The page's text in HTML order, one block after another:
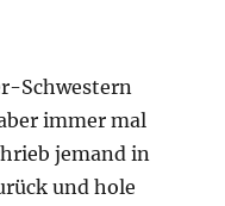
Schwestern
immer mal
jemand in
und hole